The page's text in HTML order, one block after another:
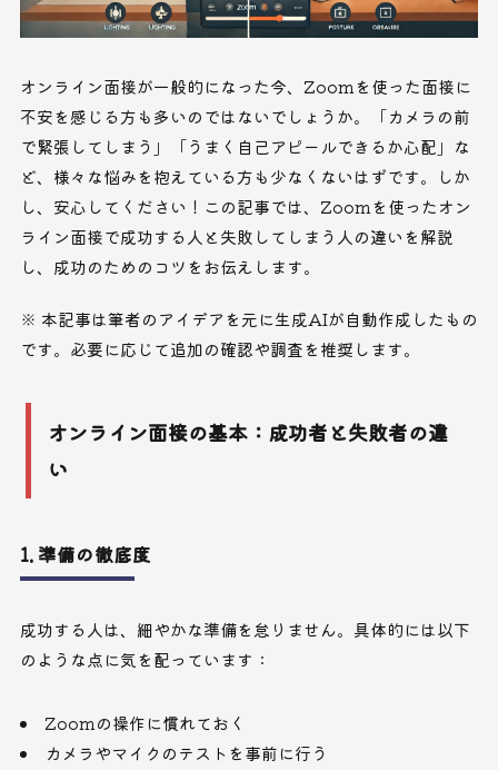
オンライン面接が一般的になった今、Zoomを使った面接に
不安を感じる方も多いのではないでしょうか。「カメラの前
で緊張してしまう」「うまく自己アピールできるか心配」な
ど、様々な悩みを抱えている方も少なくないはずです。しか
し、安心してください！この記事では、Zoomを使ったオン
ライン面接で成功する人と失敗してしまう人の違いを解説
し、成功のためのコツをお伝えします。
※ 本記事は筆者のアイデアを元に生成AIが自動作成したもの
です。必要に応じて追加の確認や調査を推奨します。
オンライン面接の基本：成功者と失敗者の違
い
1. 準備の徹底度
成功する人は、細やかな準備を怠りません。具体的には以下
のような点に気を配っています：
Zoomの操作に慣れておく
カメラやマイクのテストを事前に行う